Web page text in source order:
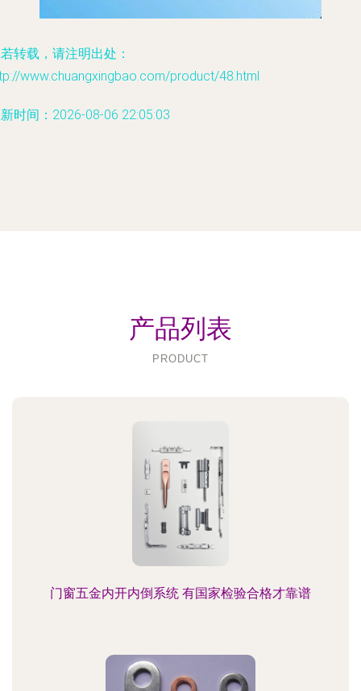
转载，请注明出处：
www.chuangxingbao.com/product/48.html
时间：2026-08-06 22:05:03
产品列表
PRODUCT
门窗五金内开内倒系统 有国家检验合格才靠谱